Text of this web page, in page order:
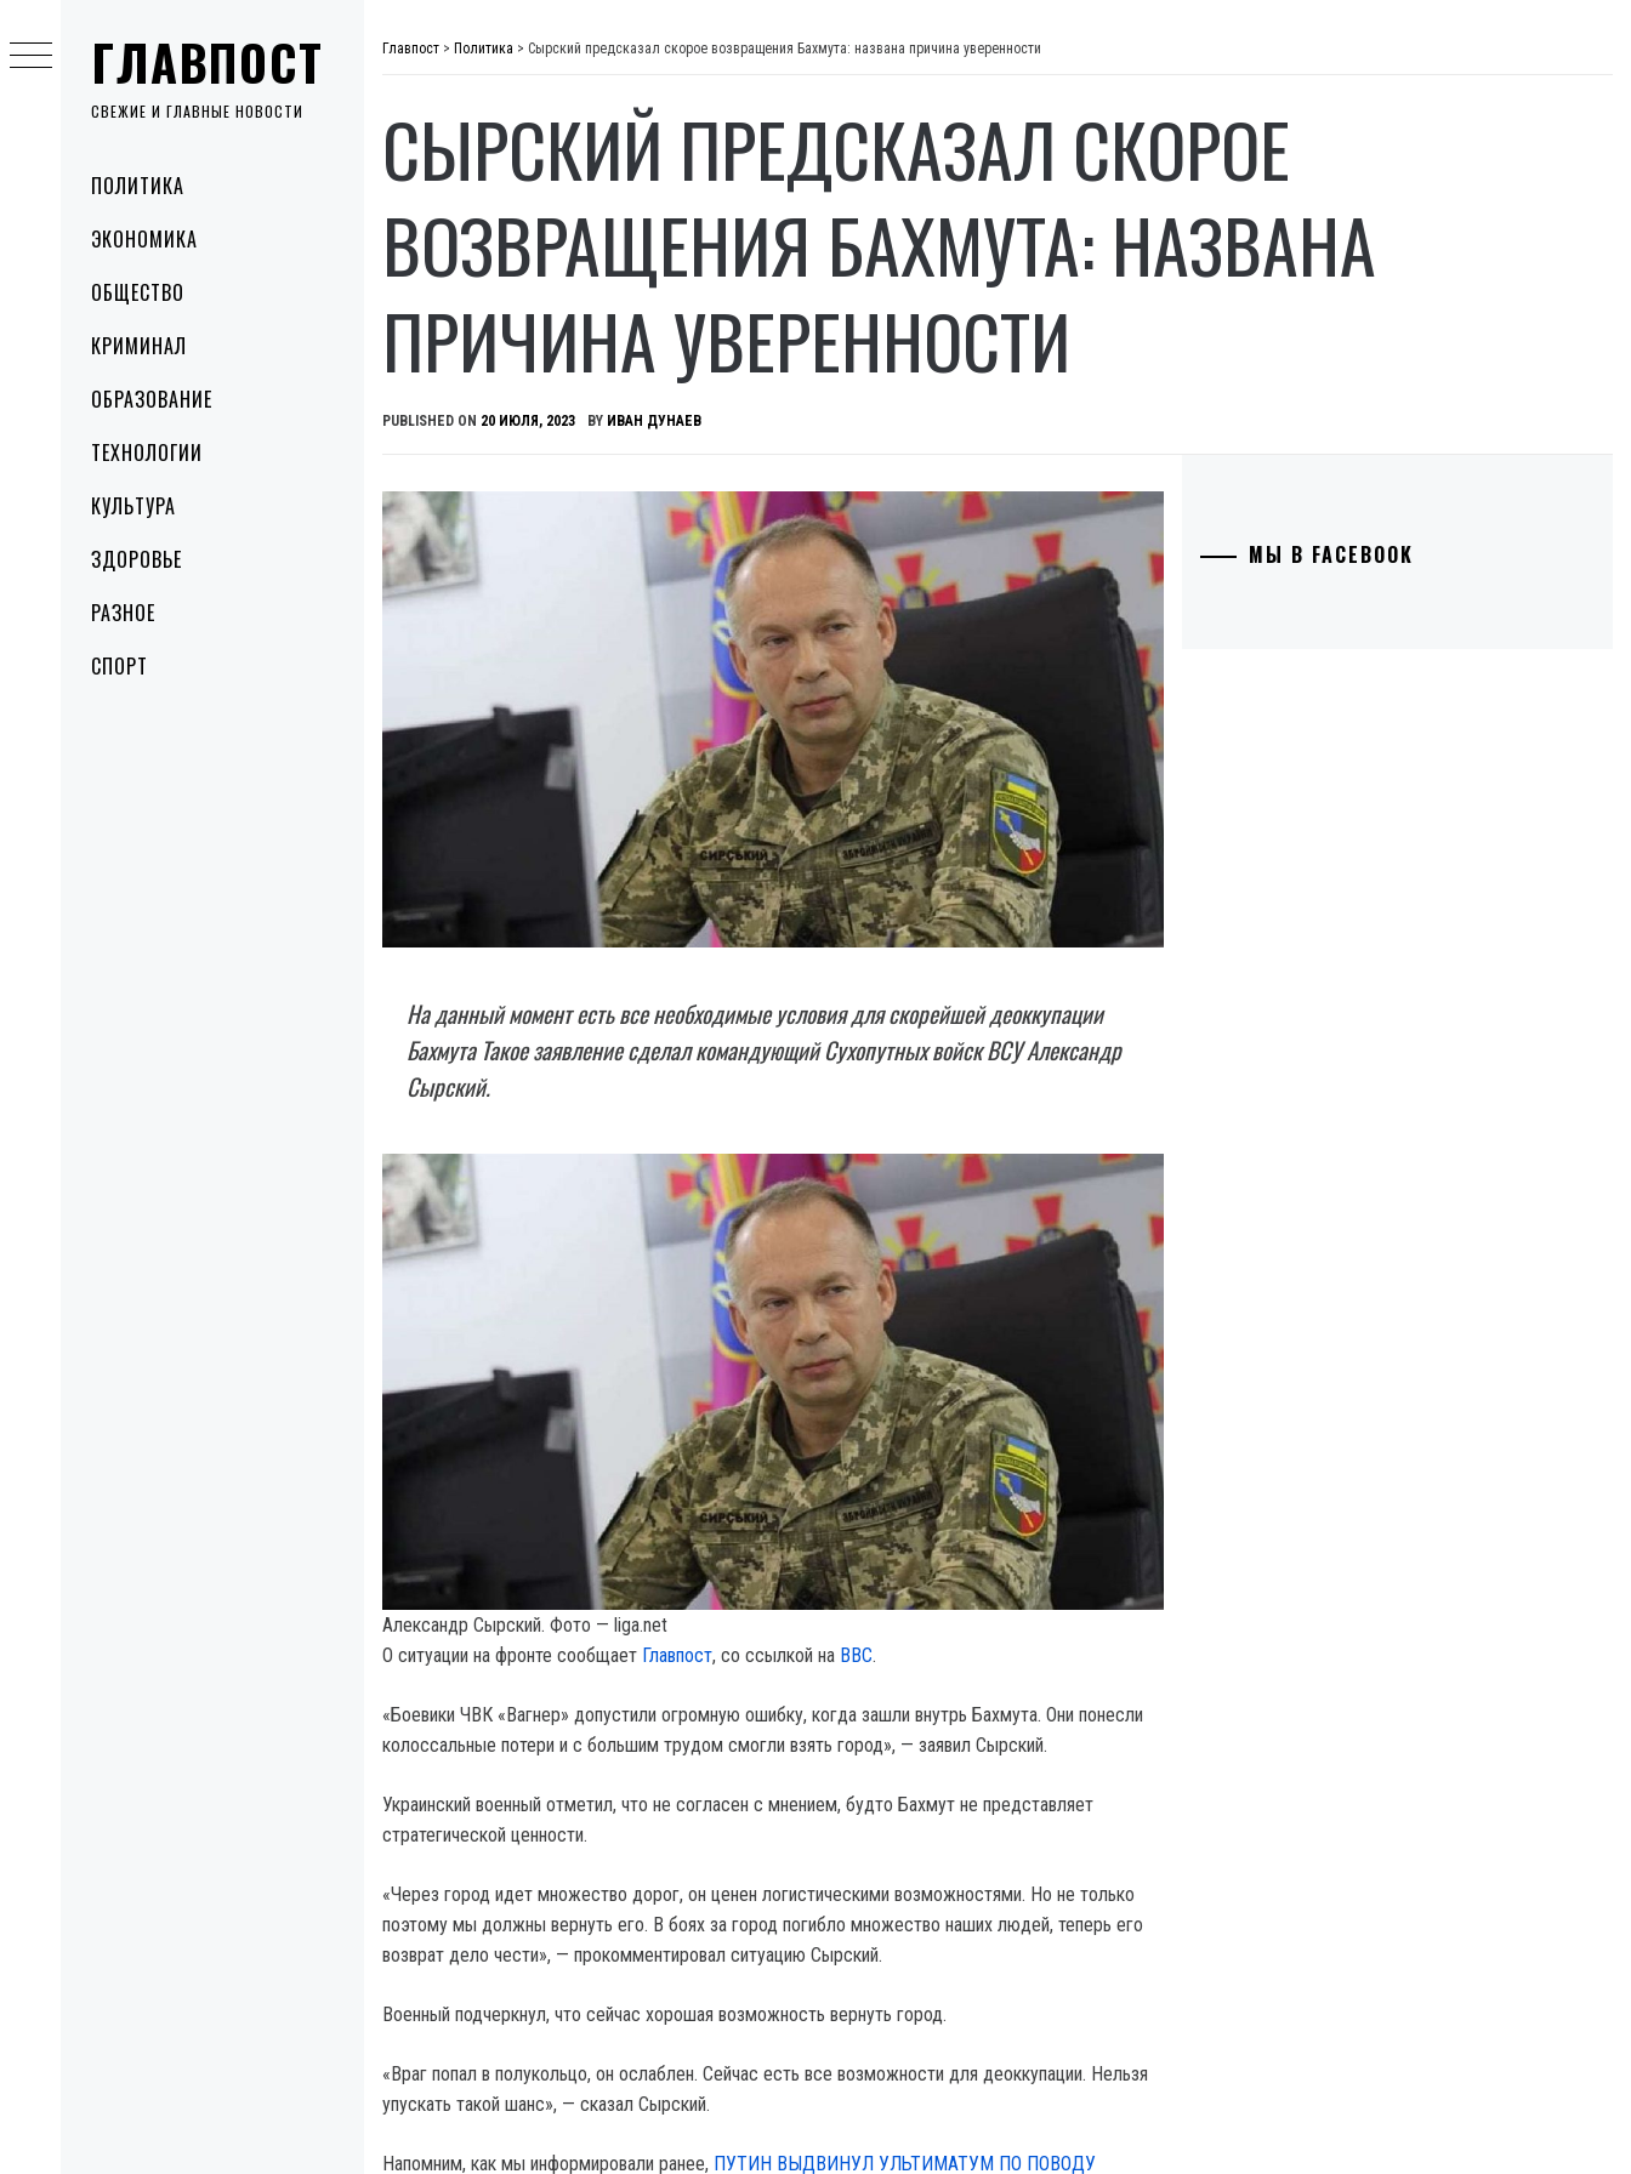
ГЛАВПОСТ
СВЕЖИЕ И ГЛАВНЫЕ НОВОСТИ
MenuПОЛИТИКА
ЭКОНОМИКА
ОБЩЕСТВО
КРИМИНАЛ
ОБРАЗОВАНИЕ
ТЕХНОЛОГИИ
КУЛЬТУРА
ЗДОРОВЬЕ
РАЗНОЕ
СПОРТ
to
content
Главпост > Политика > Сырский предсказал скорое возвращения Бахмута: названа причина уверенности
СЫРСКИЙ ПРЕДСКАЗАЛ СКОРОЕ
ВОЗВРАЩЕНИЯ БАХМУТА: НАЗВАНА
ПРИЧИНА УВЕРЕННОСТИ
PUBLISHED ON 20 ИЮЛЯ, 2023 BY ИВАН ДУНАЕВ
На данный момент есть все необходимые условия для скорейшей деоккупации
Бахмута Такое заявление сделал командующий Сухопутных войск ВСУ Александр
Сырский.
Александр Сырский. Фото — liga.net
О ситуации на фронте сообщает Главпост, co ссылкой на ВВС.
«Боевики ЧВК «Вагнер» допустили огромную ошибку, когда зашли внутрь Бахмута. Они понесли
колоссальные потери и с большим трудом смогли взять город», — заявил Сырский.
Украинский военный отметил, что не согласен с мнением, будто Бахмут не представляет
стратегической ценности.
«Через город идет множество дорог, он ценен логистическими возможностями. Но не только
поэтому мы должны вернуть его. В боях за город погибло множество наших людей, теперь его
возврат дело чести», — прокомментировал ситуацию Сырский.
Военный подчеркнул, что сейчас хорошая возможность вернуть город.
«Враг попал в полукольцо, он ослаблен. Сейчас есть все возможности для деоккупации. Нельзя
упускать такой шанс», — сказал Сырский.
Напомним, как мы информировали ранее, ПУТИН ВЫДВИНУЛ УЛЬТИМАТУМ ПО ПОВОДУ
МЫ В FACEBOOK